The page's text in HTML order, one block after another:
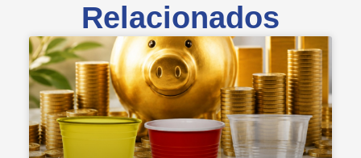
Relacionados